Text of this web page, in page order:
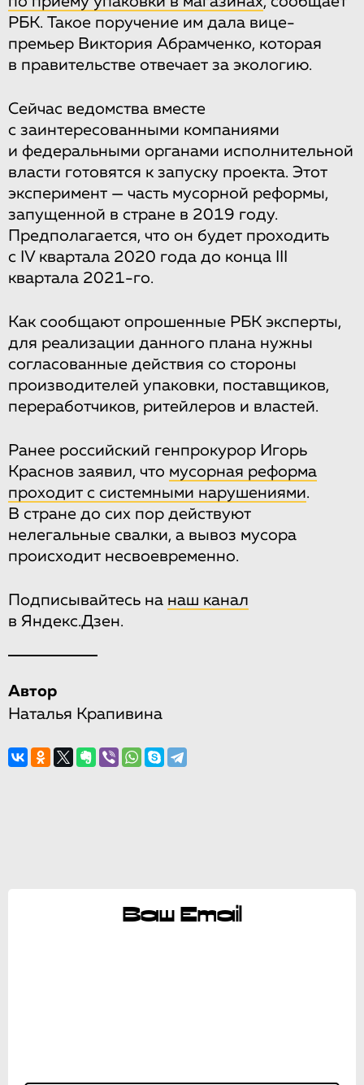
РБК. Такое поручение им дала вице-
премьер Виктория Абрамченко, которая
в правительстве отвечает за экологию.
Сейчас ведомства вместе
с заинтересованными компаниями
и федеральными органами исполнительной
власти готовятся к запуску проекта. Этот
эксперимент — часть мусорной реформы,
запущенной в стране в 2019 году.
Предполагается, что он будет проходить
с IV квартала 2020 года до конца III
квартала 2021-го.
Как сообщают опрошенные РБК эксперты,
для реализации данного плана нужны
согласованные действия со стороны
производителей упаковки, поставщиков,
переработчиков, ритейлеров и властей.
Ранее российский генпрокурор Игорь
Краснов заявил, что мусорная реформа
проходит с системными нарушениями.
В стране до сих пор действуют
нелегальные свалки, а вывоз мусора
происходит несвоевременно.
Подписывайтесь на наш канал
в Яндекс.Дзен.
Автор
Наталья Крапивина
Ваш Email